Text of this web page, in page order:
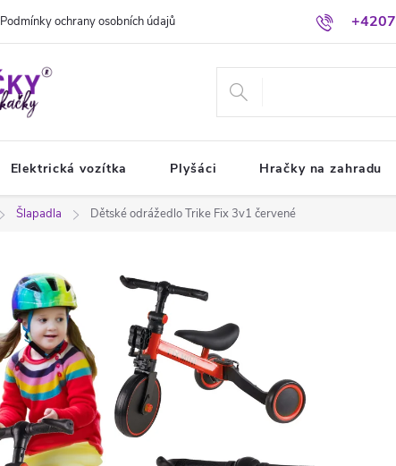
Podmínky ochrany osobních údajů
Elektrická vozítka Plyšáci Hračky na zahradu
Šlapadla Dětské odrážedlo Trike Fix 3v1 červené